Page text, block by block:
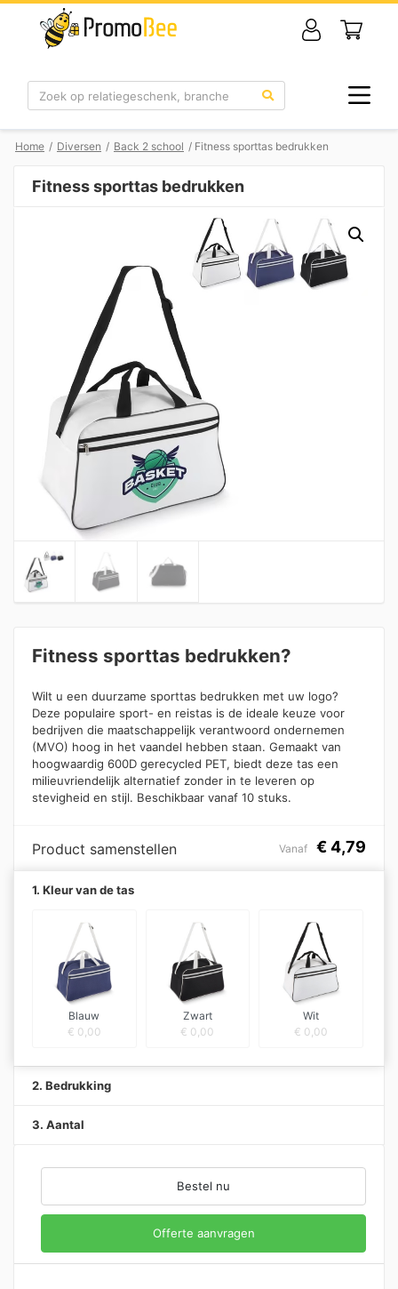
Zoek
Home / Diversen / Back 2 school / Fitness sporttas bedrukken
Fitness sporttas bedrukken
Fitness sporttas bedrukken?
Wilt u een duurzame sporttas bedrukken met uw logo?
Deze populaire sport- en reistas is de ideale keuze voor
bedrijven die maatschappelijk verantwoord ondernemen
(MVO) hoog in het vaandel hebben staan. Gemaakt van
hoogwaardig 600D gerecycled PET, biedt deze tas een
milieuvriendelijk alternatief zonder in te leveren op
stevigheid en stijl. Beschikbaar vanaf 10 stuks.
Product samenstellen Vanaf €4,79
1. Kleur van de tas
Blauw
€ 0,00
Zwart
€ 0,00
Wit
€ 0,00
2. Bedrukking
3. Aantal
Bestel nu
Offerte aanvragen